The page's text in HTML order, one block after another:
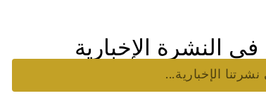
النشرة الإخبارية